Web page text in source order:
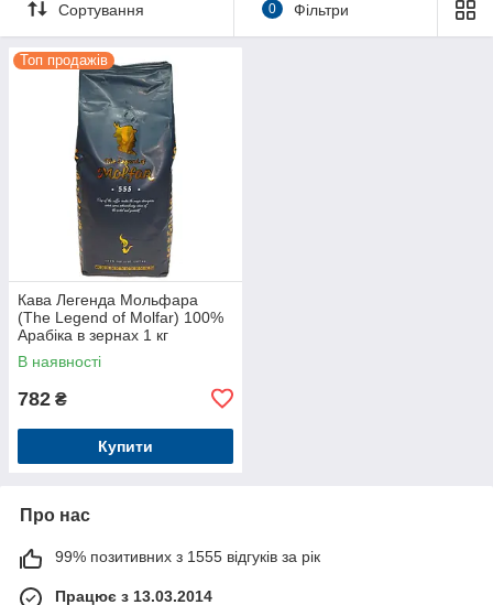
Сортування 0 Фільтри
Топ продажів
Кава Легенда Мольфара
(The Legend of Molfar) 100%
Арабіка в зернах 1 кг
В наявності
782 ₴
Купити
Про нас
99% позитивних з 1555 відгуків за рік
Працює з 13.03.2014